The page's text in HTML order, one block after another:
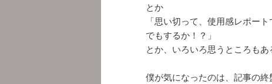
とか
「思い切って、使用感レポー
でもするか！？」
とか、いろいろ思うところもあ
僕が気になったのは、記事の終